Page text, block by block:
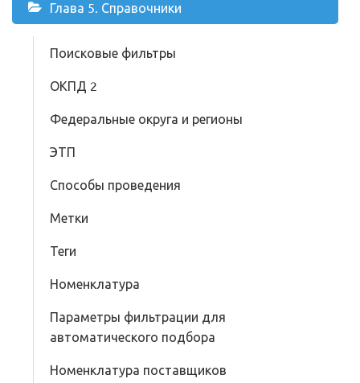
Глава 5. Справочники
Поисковые фильтры
ОКПД 2
Федеральные округа и регионы
ЭТП
Способы проведения
Метки
Теги
Номенклатура
Параметры фильтрации для
автоматического подбора
Номенклатура поставщиков